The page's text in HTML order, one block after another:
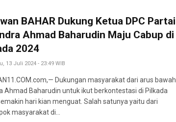
BAHAR Dukung Ketua DPC Partai
Ahmad Baharudin Maju Cabup di
2024
13 Juli 2024 - 23:49 WIB
Dukungan masyarakat dari arus bawah
Ahmad Baharudin untuk ikut berkontestasi di Pilkada
hari kian menguat. Salah satunya yaitu dari
masyarakat di…